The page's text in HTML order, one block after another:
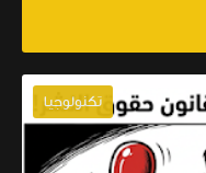
تكنولوجيا